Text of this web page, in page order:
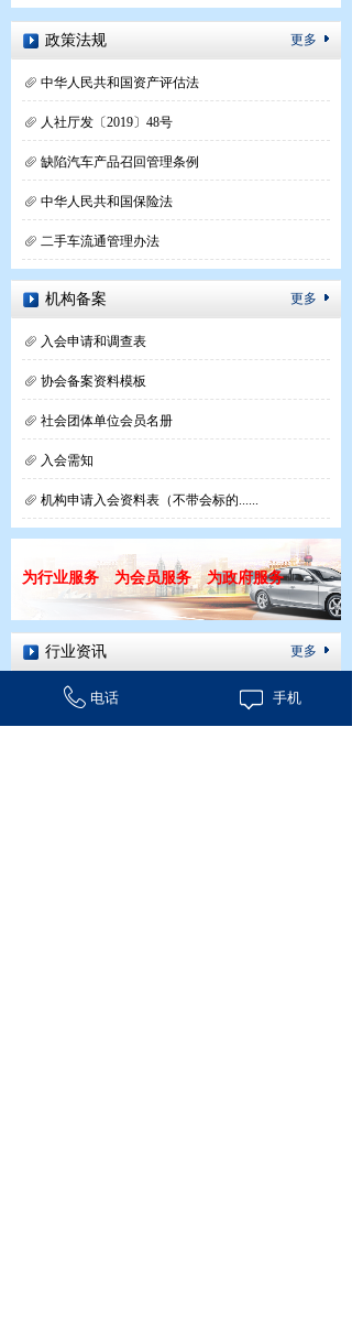
更多
政策法规
中华人民共和国资产评估法
人社厅发〔2019〕48号
缺陷汽车产品召回管理条例
中华人民共和国保险法
二手车流通管理办法
入会申请和调查表
协会备案资料模板
社会团体单位会员名册
入会需知
机构申请入会资料表（不带会标的......
更多
机构备案
为行业服务 为会员服务 为政府服务
关于积极发挥行业协会商会作用
更多
行业资讯
电话 手机